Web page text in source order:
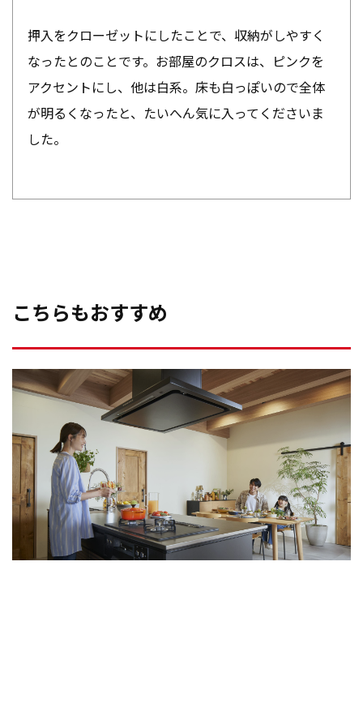
押入をクローゼットにしたことで、収納がしやすく
なったとのことです。お部屋のクロスは、ピンクを
アクセントにし、他は白系。床も白っぽいので全体
が明るくなったと、たいへん気に入ってくださいま
した。
こちらもおすすめ